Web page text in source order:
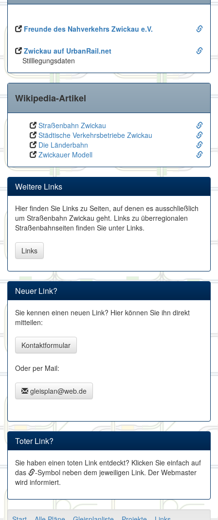
Freunde des Nahverkehrs Zwickau e.V.
Zwickau auf UrbanRail.net
Stilllegungsdaten
Wikipedia-Artikel
Straßenbahn Zwickau
Städtische Verkehrsbetriebe Zwickau
Die Länderbahn
Zwickauer Modell
Weitere Links
Hier finden Sie Links zu Seiten, auf denen es ausschließlich
um Straßenbahn Zwickau geht. Links zu überregionalen
Straßenbahnseiten finden Sie unter Links.
Links
Neuer Link?
Sie kennen einen neuen Link? Hier können Sie ihn direkt
mitteilen:
Kontaktformular
Oder per Mail:
gleisplan@web.de
Toter Link?
Sie haben einen toten Link entdeckt? Klicken Sie einfach auf
das
-Symbol neben dem jeweiligen Link. Der Webmaster
wird informiert.